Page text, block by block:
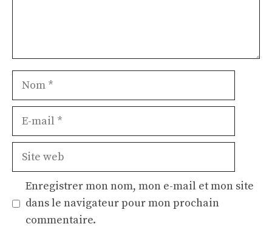
Nom
Site
Enregistrer mon nom, mon e-mail et mon site
dans le navigateur pour mon prochain
commentaire.